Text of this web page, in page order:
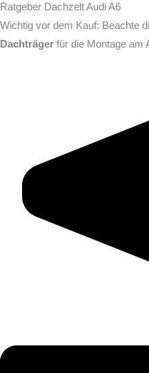
Ratgeber Dachzelt Audi A6
Wichtig vor dem Kauf: Beachte
Dachträger für die Montage am